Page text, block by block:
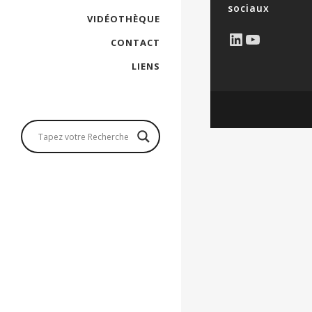
VIDÉOTHÈQUE
CONTACT
LIENS
sociaux
LinkedIn
YouTube